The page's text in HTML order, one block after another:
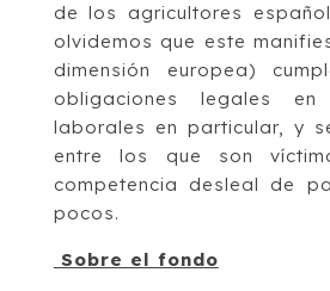
de los agricultores
olvidemos que este
dimensión europea)
obligaciones legales
laborales en particular, y
entre los que son
competencia desleal de
pocos.
Sobre el fondo